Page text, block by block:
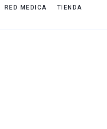
RED MEDICA TIENDA